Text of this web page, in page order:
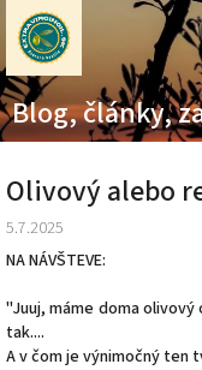
Prejsť
obsah
Blog, články,
Olivový alebo
5.7.2025
NA NÁVŠTEVE:
"Juuj, máme doma
tak....
A v čom je výnimočný ten